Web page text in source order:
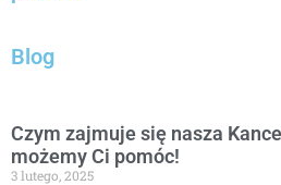
Blog
Czym zajmuje się nasza
możemy Ci pomóc!
3 lutego, 2025